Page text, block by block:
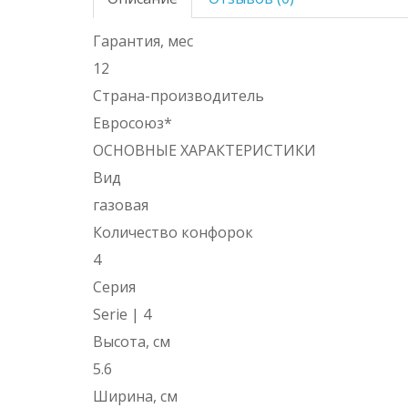
Гарантия, мес
12
Страна-производитель
Евросоюз*
ОСНОВНЫЕ ХАРАКТЕРИСТИКИ
Вид
газовая
Количество конфорок
4
Серия
Serie | 4
Высота, см
5.6
Ширина, см